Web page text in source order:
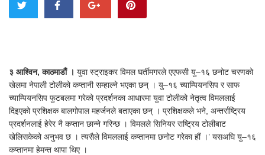
३ आश्विन, काठमाडौं । युवा स्ट्राइकर विमल घर्तीमगरले एएफसी यु–१६ छनोट चरणको
खेलमा नेपाली टोलीको कप्तानी सम्हाल्ने भएका छन् । यु–१६ च्याम्पियनसिप र साफ
च्याम्पियनसिप फुटबलमा गरेको प्रदर्शनका आधारमा युवा टोलीको नेतृत्व विमललाई
दिइएको प्रशिक्षक बालगोपाल महर्जनले बताएका छन् । प्रशिक्षकले भने, अन्तर्राष्ट्रिय
प्रदर्शनलाई हेरेर नै कप्तान छान्ने गरिन्छ । विमलले सिनियर राष्ट्रिय टोलीबाट
खेलिसकेको अनुभव छ । त्यसैले विमललाई कप्तानमा छनोट गरेका हौं ।’ यसअघि यु–१६
कप्तानमा हेमन्त थापा थिए ।